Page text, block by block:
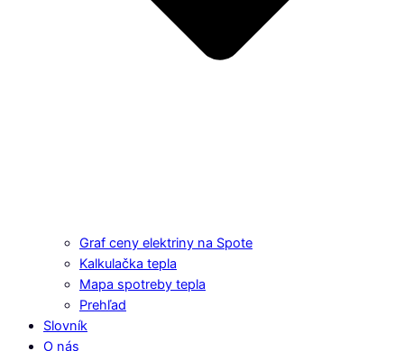
Graf ceny elektriny na Spote
Kalkulačka tepla
Mapa spotreby tepla
Prehľad
Slovník
O nás